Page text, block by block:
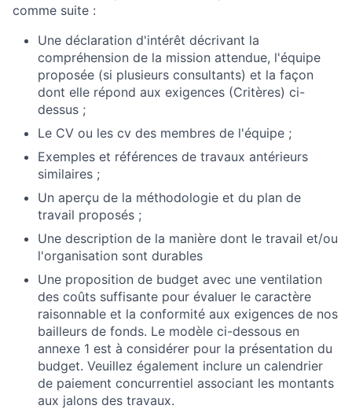
comme suite :
Une déclaration d'intérêt décrivant la
compréhension de la mission attendue, l'équipe
proposée (si plusieurs consultants) et la façon
dont elle répond aux exigences (Critères) ci-
dessus ;
Le CV ou les cv des membres de l'équipe ;
Exemples et références de travaux antérieurs
similaires ;
Un aperçu de la méthodologie et du plan de
travail proposés ;
Une description de la manière dont le travail et/ou
l'organisation sont durables
Une proposition de budget avec une ventilation
des coûts suffisante pour évaluer le caractère
raisonnable et la conformité aux exigences de nos
bailleurs de fonds. Le modèle ci-dessous en
annexe 1 est à considérer pour la présentation du
budget. Veuillez également inclure un calendrier
de paiement concurrentiel associant les montants
aux jalons des travaux.